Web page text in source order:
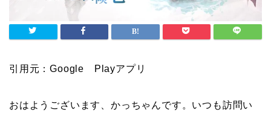
引用元：Google Playアプリ
おはようございます、かっちゃんです。いつも訪問い